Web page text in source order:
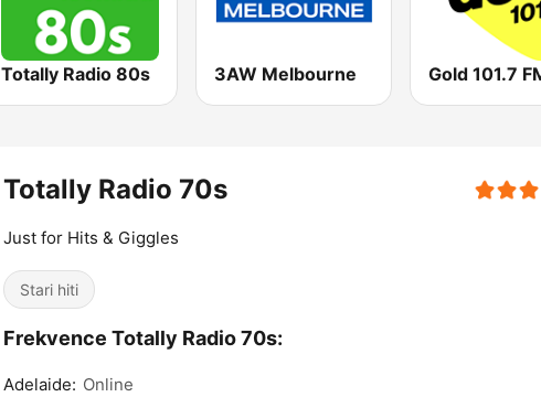
Totally Radio 80s 3AW Melbourne Gold 101.7
Totally Radio 70s
Just for Hits & Giggles
Stari hiti
Frekvence Totally Radio 70s:
Adelaide: Online